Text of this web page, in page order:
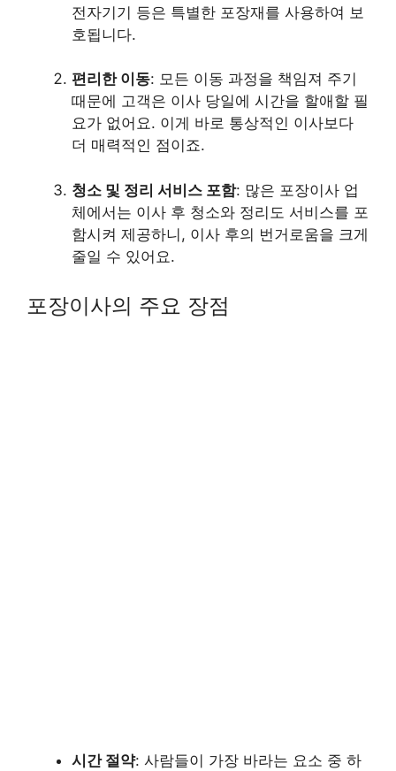
전자기기 등은 특별한 포장재를 사용하여 보
호됩니다.
편리한 이동: 모든 이동 과정을 책임져 주기
때문에 고객은 이사 당일에 시간을 할애할 필
요가 없어요. 이게 바로 통상적인 이사보다
더 매력적인 점이죠.
청소 및 정리 서비스 포함: 많은 포장이사 업
체에서는 이사 후 청소와 정리도 서비스를 포
함시켜 제공하니, 이사 후의 번거로움을 크게
줄일 수 있어요.
포장이사의 주요 장점
시간 절약: 사람들이 가장 바라는 요소 중 하